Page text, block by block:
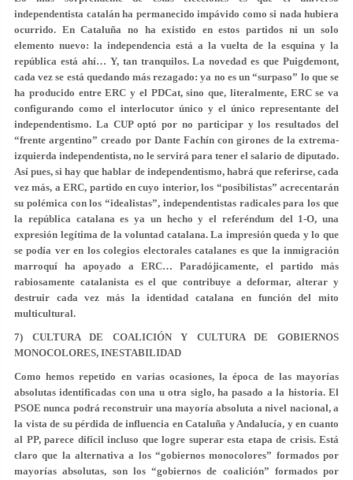
independentista catalán ha permanecido impávido como si nada hubiera
ocurrido. En Cataluña no ha existido en estos partidos ni un solo
elemento nuevo: la independencia está a la vuelta de la esquina y la
república está ahí… Y, tan tranquilos. La novedad es que Puigdemont,
cada vez se está quedando más rezagado: ya no es un “surpaso” lo que se
ha producido entre ERC y el PDCat, sino que, literalmente, ERC se va
configurando como el interlocutor único y el único representante del
independentismo. La CUP optó por no participar y los resultados del
“frente argentino” creado por Dante Fachín con girones de la extrema-
izquierda independentista, no le servirá para tener el salario de diputado.
Así pues, si hay que hablar de independentismo, habrá que referirse, cada
vez más, a ERC, partido en cuyo interior, los “posibilistas” acrecentarán
su polémica con los “idealistas”, independentistas radicales para los que
la república catalana es ya un hecho y el referéndum del 1-O, una
expresión legítima de la voluntad catalana. La impresión queda y lo que
se podía ver en los colegios electorales catalanes es que la inmigración
marroquí ha apoyado a ERC… Paradójicamente, el partido más
rabiosamente catalanista es el que contribuye a deformar, alterar y
destruir cada vez más la identidad catalana en función del mito
multicultural.
7) CULTURA DE COALICIÓN Y CULTURA DE GOBIERNOS
MONOCOLORES, INESTABILIDAD
Como hemos repetido en varias ocasiones, la época de las mayorías
absolutas identificadas con una u otra siglo, ha pasado a la historia. El
PSOE nunca podrá reconstruir una mayoría absoluta a nivel nacional, a
la vista de su pérdida de influencia en Cataluña y Andalucía, y en cuanto
al PP, parece difícil incluso que logre superar esta etapa de crisis. Está
claro que la alternativa a los “gobiernos monocolores” formados por
mayorías absolutas, son los “gobiernos de coalición” formados por